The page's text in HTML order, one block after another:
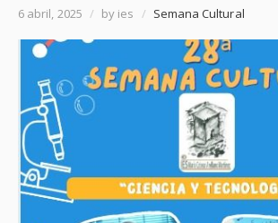
6 abril, 2025 / by ies / Semana Cultural